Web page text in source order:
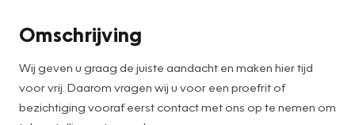
Omschrijving
Wij geven u graag de juiste aandacht en maken hier tijd
voor vrij. Daarom vragen wij u voor een proefrit of
bezichtiging vooraf eerst contact met ons op te nemen om